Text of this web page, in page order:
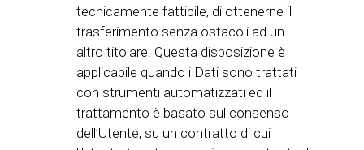
tecnicamente fattibile, di ottenerne il
trasferimento senza ostacoli ad un
altro titolare. Questa disposizione è
applicabile quando i Dati sono trattati
con strumenti automatizzati ed il
trattamento è basato sul consenso
dell’Utente, su un contratto di cui